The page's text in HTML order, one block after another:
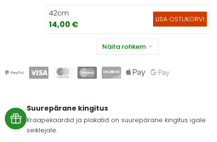
42cm
14,00 € LISA OSTUKORVI
Näita rohkem
Suurepärane kingitus
Kraapekaardid ja plakatid on suurepärane kingitus igale
seiklejale.